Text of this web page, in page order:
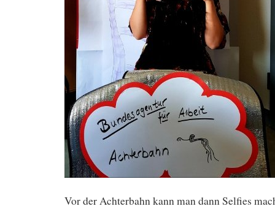
Vor der Achterbahn kann man dann Selfies